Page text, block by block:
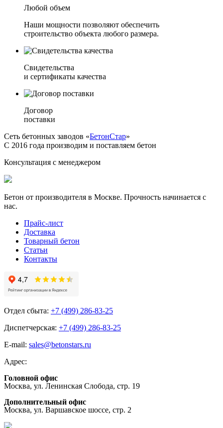
Любой объем
Наши мощности позволяют обеспечить
строительство объекта любого размера.
Свидетельства
и сертификаты качества
Договор
поставки
Сеть бетонных заводов «БетонСтар»
С 2016 года производим и поставляем бетон
Консультация с менеджером
Бетон от производителя в Москве. Прочность начинается с
нас.
Прайс-лист
Доставка
Товарный бетон
Статьи
Контакты
Отдел сбыта: +7 (499) 286-83-25
Диспетчерская: +7 (499) 286-83-25
E-mail: sales@betonstars.ru
Адрес:
Головной офис
Москва, ул. Ленинская Слобода, стр. 19
Дополнительный офис
Москва, ул. Варшавское шоссе, стр. 2